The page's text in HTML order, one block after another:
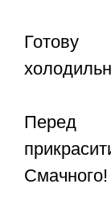
Готову
Перед
Смачного!